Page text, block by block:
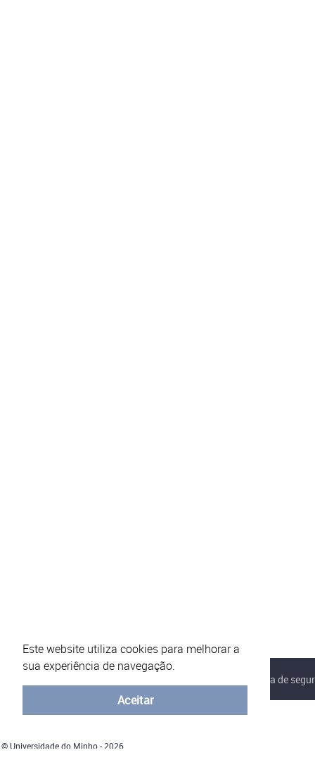
Este website utiliza cookies para melhorar a
sua experiência de navegação.
Aceitar
Política de
© Universidade do Minho - 2026